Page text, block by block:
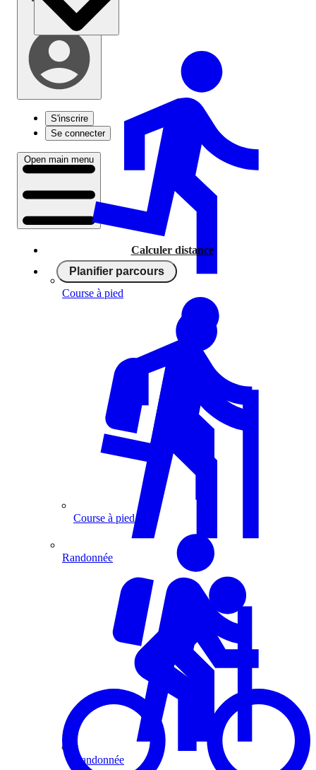
S'inscrire
Se connecter
Open main menu
Calculer distance
Planifier parcours
Course à pied
Randonnée
Course à pied
Randonnée